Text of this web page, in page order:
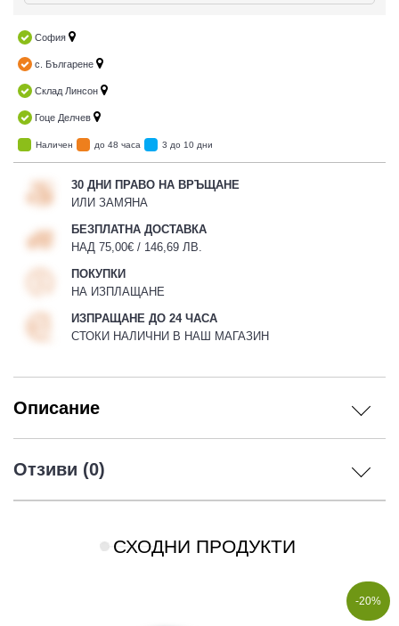
ЕКИПИРОВКА
София
с. Българене
Склад Линсон
Гоце Делчев
Наличен до 48 часа 3 до 10 дни
30 ДНИ ПРАВО НА ВРЪЩАНЕ
ИЛИ ЗАМЯНА
БЕЗПЛАТНА ДОСТАВКА
НАД 75,00€ / 146,69 ЛВ.
ПОКУПКИ
НА ИЗПЛАЩАНЕ
ИЗПРАЩАНЕ ДО 24 ЧАСА
СТОКИ НАЛИЧНИ В НАШ МАГАЗИН
Описание
Отзиви (0)
СХОДНИ ПРОДУКТИ
-20%